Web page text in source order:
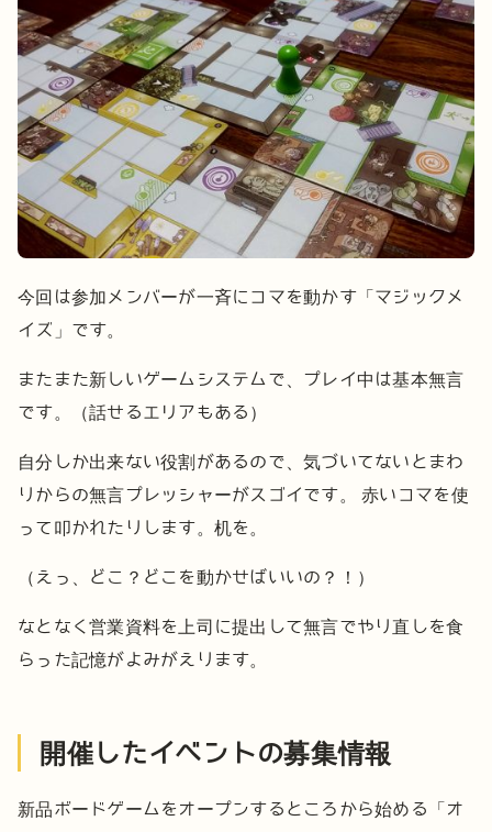
今回は参加メンバーが一斉にコマを動かす「マジックメ
イズ」です。
またまた新しいゲームシステムで、プレイ中は基本無言
です。（話せるエリアもある）
自分しか出来ない役割があるので、気づいてないとまわ
りからの無言プレッシャーがスゴイです。
赤いコマを使
って叩かれたりします。机を。
（えっ、どこ？どこを動かせばいいの？！）
なとなく営業資料を上司に提出して無言でやり直しを食
らった記憶がよみがえります。
開催したイベントの募集情報
新品ボードゲームをオープンするところから始める「オ